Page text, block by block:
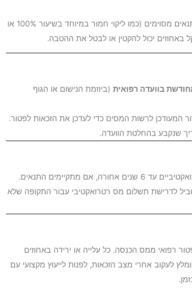
כאשר אחוזי הנכות נמוכים מ־90% אך עדיין עומדים בתנאים מסוימים (כמו ליקוי חמור במיוחד בשיעור 100% או
קל באחוזים יכול להקטין או לבטל את ההטבה.
בוועדה רפואית (ביוזמת הנישום או הגוף
לרשות המסים כדי לעדכן את הזכאות לפטור.
שנקבע בהחלטת הוועדה.
אם מתקיימים התנאים.
לדרישת תשלום מס רטרואקטיבי עבור התקופה שלא
רפואי ממס הכנסה. כל עלייה או ירידה באחוזים
לעקוב אחרי מצב הזכאות, לפנות לייעוץ מקצועי עם